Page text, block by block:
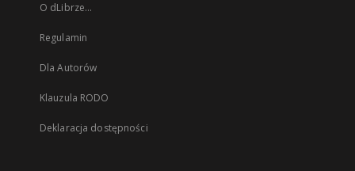
O dLibrze...
Regulamin
Dla Autorów
Klauzula RODO
Deklaracja dostępności